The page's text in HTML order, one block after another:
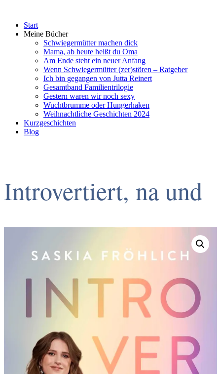
Start
Meine Bücher
Schwiegermütter machen dick
Mama, ab heute heißt du Oma
Am Ende steht ein neuer Anfang
Wenn Schwiegermütter (zer)stören – Ratgeber
Ich bin gegangen von Jutta Reinert
Gesamtband Familientrilogie
Gestern waren wir noch sexy
Wuchtbrumme oder Hungerhaken
Weihnachtliche Geschichten 2024
Kurzgeschichten
Blog
Introvertiert, na und